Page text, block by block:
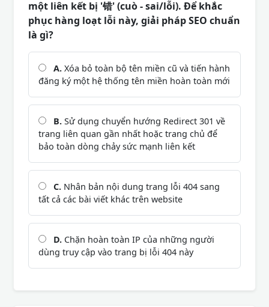
một liên kết bị '错' (cuò - sai/lỗi). Để khắc
phục hàng loạt lỗi này, giải pháp SEO chuẩn
là gì?
A. Xóa bỏ toàn bộ tên miền cũ và tiến hành
đăng ký một hệ thống tên miền hoàn toàn mới
B. Sử dụng chuyển hướng Redirect 301 về
trang liên quan gần nhất hoặc trang chủ để
bảo toàn dòng chảy sức mạnh liên kết
C. Nhân bản nội dung trang lỗi 404 sang
tất cả các bài viết khác trên website
D. Chặn hoàn toàn IP của những người
dùng truy cập vào trang bị lỗi 404 này